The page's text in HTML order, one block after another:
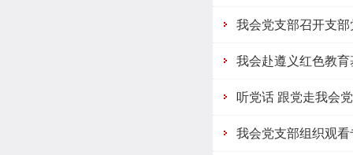
我会党支部召开支
我会赴遵义红色教
听党话 跟党走我会
我会党支部组织观